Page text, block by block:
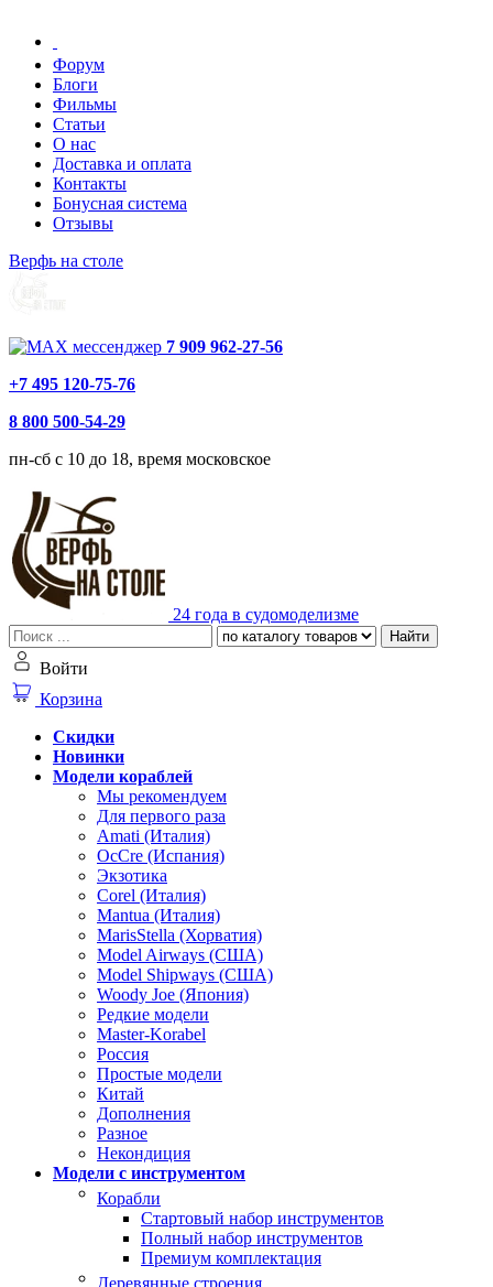
Форум
Блоги
Фильмы
Статьи
О нас
Доставка и оплата
Контакты
Бонусная система
Отзывы
Верфь на столе
7 909 962-27-56
+7 495 120-75-76
8 800 500-54-29
пн-сб с 10 до 18, время московское
24 года в судомоделизме
Найти
Войти
Корзина
Скидки
Новинки
Модели кораблей
Мы рекомендуем
Для первого раза
Amati (Италия)
OcCre (Испания)
Экзотика
Corel (Италия)
Mantua (Италия)
MarisStella (Хорватия)
Model Airways (США)
Model Shipways (США)
Woody Joe (Япония)
Редкие модели
Master-Korabel
Россия
Простые модели
Китай
Дополнения
Разное
Некондиция
Модели с инструментом
Корабли
Стартовый набор инструментов
Полный набор инструментов
Премиум комплектация
Деревянные строения